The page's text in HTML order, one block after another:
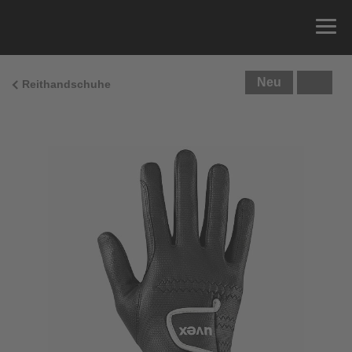
Reithandschuhe Neu
Sie können einfach Ihren Handumfang messen und
die richtige Größe aus der Größentabelle unten
x Umfang
15.0 cm
15.5 cm